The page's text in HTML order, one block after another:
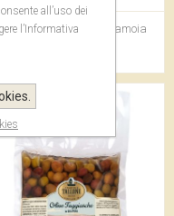
Taggiasche in Salamoia
all’uso dei
l’Informativa